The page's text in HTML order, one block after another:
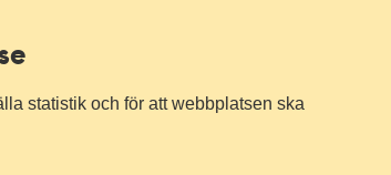
statistik och för att webbplatsen ska